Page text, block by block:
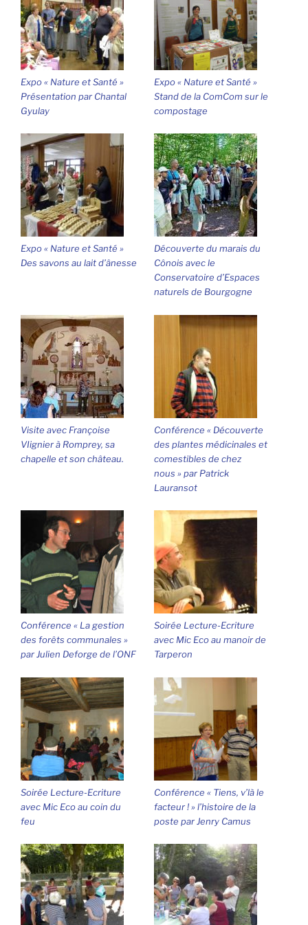
Expo « Nature et Santé »
Présentation par Chantal
Gyulay
Expo « Nature et Santé »
Stand de la ComCom sur le
compostage
Expo « Nature et Santé »
Des savons au lait d’ânesse
Découverte du marais du
Cônois avec le
Conservatoire d’Espaces
naturels de Bourgogne
Visite avec Françoise
VIignier à Romprey, sa
chapelle et son château.
Conférence « Découverte
des plantes médicinales et
comestibles de chez
nous » par Patrick
Lauransot
Conférence « La gestion
des forêts communales »
par Julien Deforge de l’ONF
Soirée Lecture-Ecriture
avec Mic Eco au manoir de
Tarperon
Soirée Lecture-Ecriture
avec Mic Eco au coin du
feu
Conférence « Tiens, v’là le
facteur ! » l’histoire de la
poste par Jenry Camus